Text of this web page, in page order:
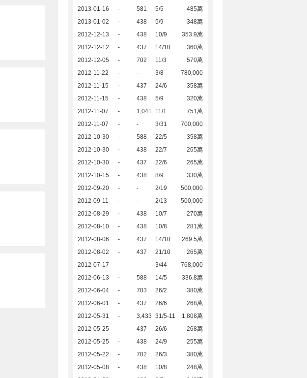
2013-01-16
- 581 5/5
485萬
2013-01-02
- 438 5/9
348萬
2012-12-13
- 438 10/9
353.9萬
2012-12-12
- 437 14/10
360萬
2012-12-05
- 702 11/3
570萬
2012-11-22
- - 3/8
780,000
2012-11-15
- 437 24/6
358萬
2012-11-15
- 438 5/9
320萬
2012-11-07
- 1,041 11/1
751萬
2012-11-07
- - 3/31
700,000
2012-10-30
- 588 22/5
358萬
2012-10-30
- 438 22/7
265萬
2012-10-30
- 437 22/6
265萬
2012-10-15
- 438 8/9
330萬
2012-09-20
- - 2/19
500,000
2012-09-11
- - 2/13
500,000
2012-08-29
- 438 10/7
270萬
2012-08-10
- 438 10/8
281萬
2012-08-06
- 437 14/10
269.5萬
2012-08-02
- 437 21/10
265萬
2012-07-17
- - 3/44
768,000
2012-06-13
- 588 14/5
336.8萬
2012-06-04
- 703 26/2
380萬
2012-06-01
- 437 26/6
268萬
2012-05-31
- 3,433 31/5-11
1,808萬
2012-05-25
- 437 26/6
268萬
2012-05-25
- 438 24/9
255萬
2012-05-22
- 702 26/3
380萬
2012-05-08
- 438 10/8
248萬